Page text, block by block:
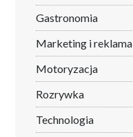
Gastronomia
Marketing i reklama
Motoryzacja
Rozrywka
Technologia